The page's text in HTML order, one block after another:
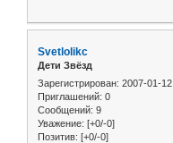
Svetlolikc
Дети Звёзд
Зарегистрирован: 2007-01-12
Приглашений: 0
Сообщений: 9
Уважение: [+0/-0]
Позитив: [+0/-0]